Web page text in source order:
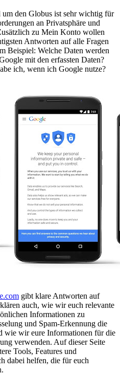
den Globus ist sehr wichtig für
an Privatsphäre und
zu Mein Konto wollen
Antworten auf alle Fragen
Beispiel: Welche Daten werden
mit den erfassten Daten?
ich, wenn ich Google nutze?
gibt klare Antworten auf
auch, wie wir euch relevante
Informationen zu
und Spam-Erkennung die
wie wir eure Informationen für die
verwenden. Auf dieser Seite
Tools, Features und
dabei helfen, die für euch